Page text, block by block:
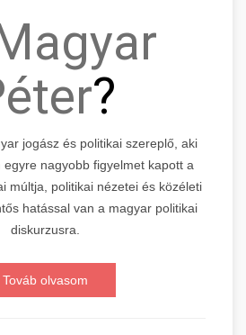
?
jogász és politikai szereplő, aki
nagyobb figyelmet kapott a
múltja, politikai nézetei és közéleti
hatással van a magyar politikai
diskurzusra.
Továb olvasom